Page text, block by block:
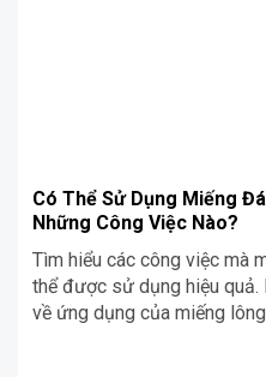
Có Thể Sử Dụng Miếng
Những Công Việc Nào?
Tìm hiểu các công việc mà
thể được sử dụng hiệu quả.
về ứng dụng của miếng